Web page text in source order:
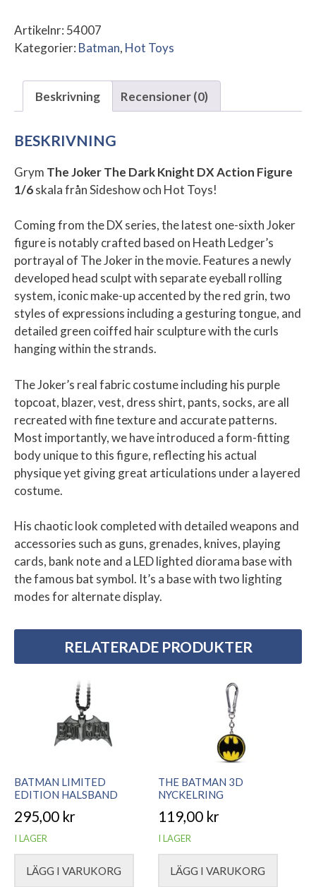
Artikelnr: 54007
Kategorier: Batman, Hot Toys
Beskrivning Recensioner (0)
BESKRIVNING
Grym The Joker The Dark Knight DX Action Figure
1/6skala från Sideshow och Hot Toys!
Coming from the DX series, the latest one-sixth Joker
figure is notably crafted based on Heath Ledger’s
portrayal of The Joker in the movie. Features a newly
developed head sculpt with separate eyeball rolling
system, iconic make-up accented by the red grin, two
styles of expressions including a gesturing tongue, and
detailed green coiffed hair sculpture with the curls
hanging within the strands.
The Joker’s real fabric costume including his purple
topcoat, blazer, vest, dress shirt, pants, socks, are all
recreated with fine texture and accurate patterns.
Most importantly, we have introduced a form-fitting
body unique to this figure, reflecting his actual
physique yet giving great articulations under a layered
costume.
His chaotic look completed with detailed weapons and
accessories such as guns, grenades, knives, playing
cards, bank note and a LED lighted diorama base with
the famous bat symbol. It’s a base with two lighting
modes for alternate display.
RELATERADE PRODUKTER
BATMAN LIMITED
EDITION HALSBAND
295,00 kr
I LAGER
LÄGG I VARUKORG
THE BATMAN 3D
NYCKELRING
119,00 kr
I LAGER
LÄGG I VARUKORG